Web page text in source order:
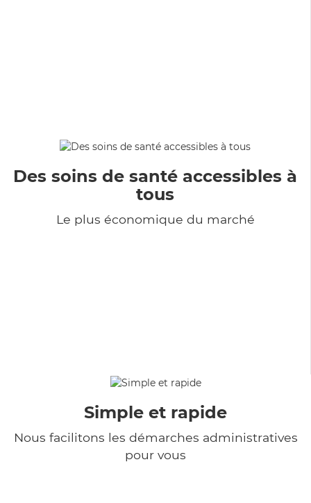
Des soins de santé accessibles à
tous
Le plus économique du marché
Simple et rapide
Nous facilitons les démarches administratives
pour vous